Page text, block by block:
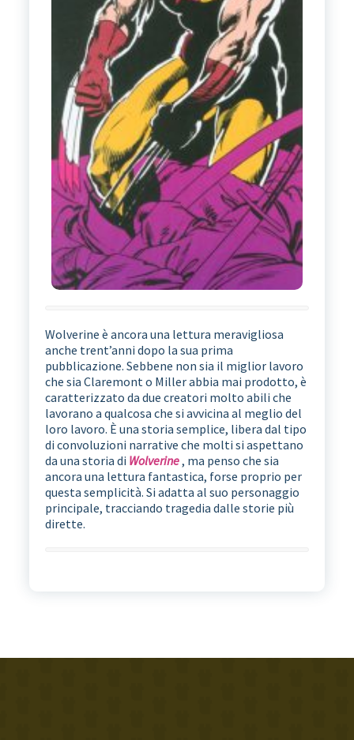
Wolverine è ancora una lettura meravigliosa
anche trent’anni dopo la sua prima
pubblicazione. Sebbene non sia il miglior lavoro
che sia Claremont o Miller abbia mai prodotto, è
caratterizzato da due creatori molto abili che
lavorano a qualcosa che si avvicina al meglio del
loro lavoro. È una storia semplice, libera dal tipo
di convoluzioni narrative che molti si aspettano
da una storia di Wolverine, ma penso che sia
ancora una lettura fantastica, forse proprio per
questa semplicità. Si adatta al suo personaggio
principale, tracciando tragedia dalle storie più
dirette.